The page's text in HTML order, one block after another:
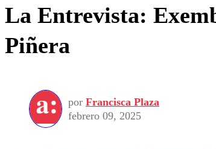
La Entrevista:
Piñera
por Francisca Plaza
febrero 09, 2025